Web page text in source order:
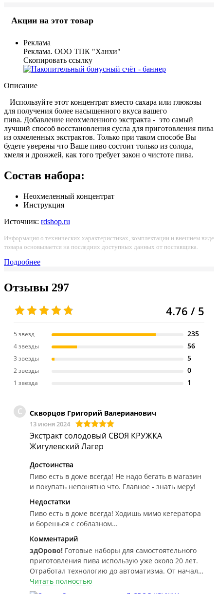
Акции на этот товар
Реклама
Реклама. ООО ТПК "Ханхи"
Скопировать ссылку
Описание
Используйте этот концентрат вместо сахара или глюкозы
для получения более насыщенного вкуса вашего
пива. Добавление неохмеленного экстракта - это самый
лучший способ восстановления сусла для приготовления пива
из охмеленных экстрактов. Только при таком способе Вы
будете уверены что Ваше пиво состоит только из солода,
хмеля и дрожжей, как того требует закон о чистоте пива.
Состав набора:
Неохмеленный концентрат
Инструкция
Источник: rdshop.ru
Информация о технических характеристиках, комплектации и внешнем виде
товара основывается на последних доступных данных от поставщика.
Подробнее
Отзывы 297
4.76 / 5
5 звезд 235
4 звезды 56
3 звезды 5
2 звезды 0
1 звезда 1
С Скворцов Григорий Валерианович
13 июня 2024
Экстракт солодовый СВОЯ КРУЖКА
Жигулевский Лагер
Достоинства
Пиво есть в доме всегда! Не надо бегать в магазин
и покупать непонятно что. Главное - знать меру!
Недостатки
Пиво есть в доме всегда! Ходишь мимо кегератора
и борешься с соблазном...
Комментарий
здОрово! Готовые наборы для самостоятельного
приготовления пива использую уже около 20 лет.
Отработал технологию до автоматизма. От начала
приготовления до готового продукта - всего 10-14
дней. Последние 8 лет для карбонизации
Читать полностью